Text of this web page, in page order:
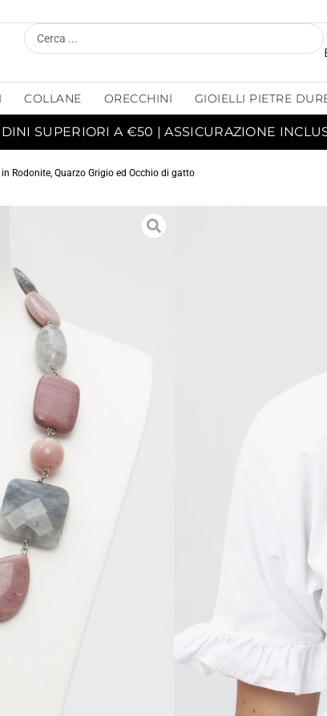
COLLANE ORECCHINI GIOIELLI PIETRE
SUPERIORI A €50 | ASSICURAZIONE
Rodonite, Quarzo Grigio ed Occhio di gatto
Collana
Occhio